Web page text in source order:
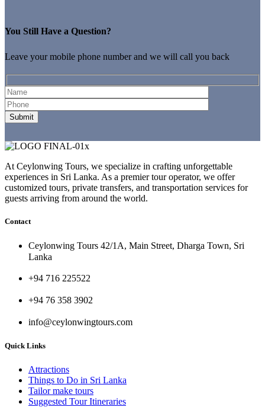
You Still Have a Question?
Leave your mobile phone number and we will call you back
At Ceylonwing Tours, we specialize in crafting unforgettable
experiences in Sri Lanka. As a premier tour operator, we offer
customized tours, private transfers, and transportation services for
guests arriving from around the world.
Contact
Ceylonwing Tours 42/1A, Main Street, Dharga Town, Sri
Lanka
+94 716 225522
+94 76 358 3902
info@ceylonwingtours.com
Quick Links
Attractions
Things to Do in Sri Lanka
Tailor make tours
Suggested Tour Itineraries